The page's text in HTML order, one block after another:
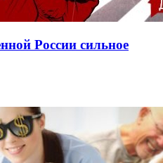
России сильное